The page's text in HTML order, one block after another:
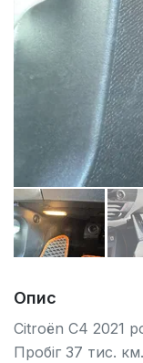
Опис
Citroën C4 2021
Пробіг 37 тис.